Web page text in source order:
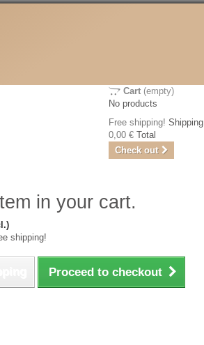
Cart (empty)
No products
Free shipping! Shipping
0,00 € Total
Check out
in your cart.
shipping!
Proceed to checkout